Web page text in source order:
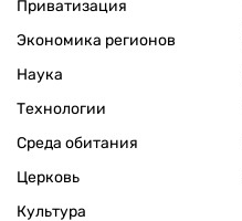
Приватизация
Экономика регионов
Наука
Технологии
Среда обитания
Церковь
Культура